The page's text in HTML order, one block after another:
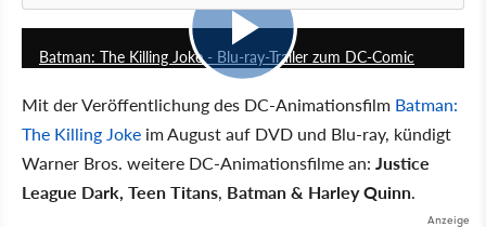
1:25
Batman: The Killing Joke - Blu-ray-Trailer zum DC-Comic
Mit der Veröffentlichung des DC-Animationsfilm Batman:
The Killing Joke im August auf DVD und Blu-ray, kündigt
Warner Bros. weitere DC-Animationsfilme an: Justice
League Dark, Teen Titans, Batman & Harley Quinn.